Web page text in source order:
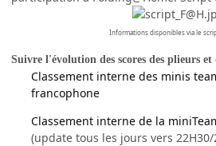
Informations disponibles via le
Suivre l'évolution des scores des plieurs et
Classement interne des minis
francophone
Classement interne de la
(update tous les jours vers 22H30/